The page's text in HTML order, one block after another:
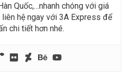
Quốc,…nhanh chóng với giá
hệ ngay với 3A Express để
chi tiết hơn nhé.